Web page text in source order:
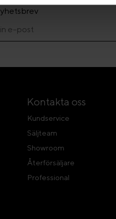
Kontakta oss
Kundservice
Säljteam
Showroom
Återförsäljare
Professional